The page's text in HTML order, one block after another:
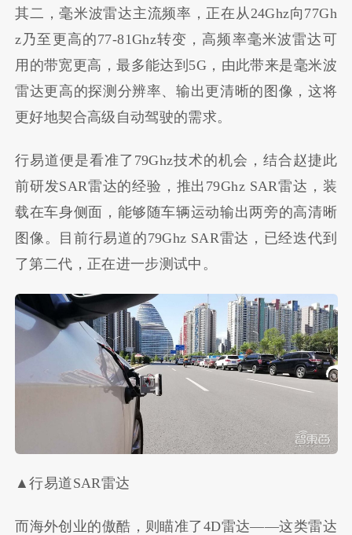
其二，毫米波雷达主流频率，正在从24Ghz向77Gh
z乃至更高的77-81Ghz转变，高频率毫米波雷达可
用的带宽更高，最多能达到5G，由此带来是毫米波
雷达更高的探测分辨率、输出更清晰的图像，这将
更好地契合高级自动驾驶的需求。
行易道便是看准了79Ghz技术的机会，结合赵捷此
前研发SAR雷达的经验，推出79Ghz SAR雷达，装
载在车身侧面，能够随车辆运动输出两旁的高清晰
图像。目前行易道的79Ghz SAR雷达，已经迭代到
了第二代，正在进一步测试中。
▲行易道SAR雷达
而海外创业的傲酷，则瞄准了4D雷达——这类雷达